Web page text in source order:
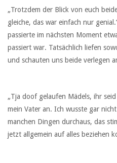
„Trotzdem der Blick von euch
gleiche, das war einfach nur
passierte im nächsten Moment
passiert war. Tatsächlich liefen
und schauten uns beide verlegen
„Tja doof gelaufen Mädels, ihr
mein Vater an. Ich wusste gar
manchen Dingen durchaus, das
jetzt allgemein auf alles beziehen